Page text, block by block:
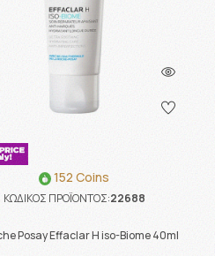
152 Coins
ΚΩΔΙΚΟΣ ΠΡΟΪΟΝΤΟΣ:22688
Posay Effaclar H iso-Biome 40ml